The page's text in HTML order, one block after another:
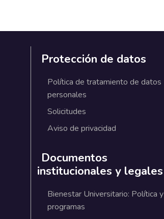
Protección de datos
Política de tratamiento de datos
personales
Solicitudes
Aviso de privacidad
Documentos
institucionales y legales
Bienestar Universitario: Política y
programas